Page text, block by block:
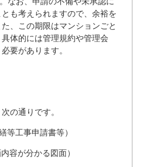
も考えられますので、余裕を
、この期限はマンションごと
体的には管理規約や管理会
要があります。
の通りです。
等工事申請書等）
容が分かる図面）